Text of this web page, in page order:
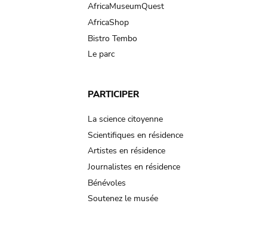
AfricaMuseumQuest
AfricaShop
Bistro Tembo
Le parc
PARTICIPER
La science citoyenne
Scientifiques en résidence
Artistes en résidence
Journalistes en résidence
Bénévoles
Soutenez le musée